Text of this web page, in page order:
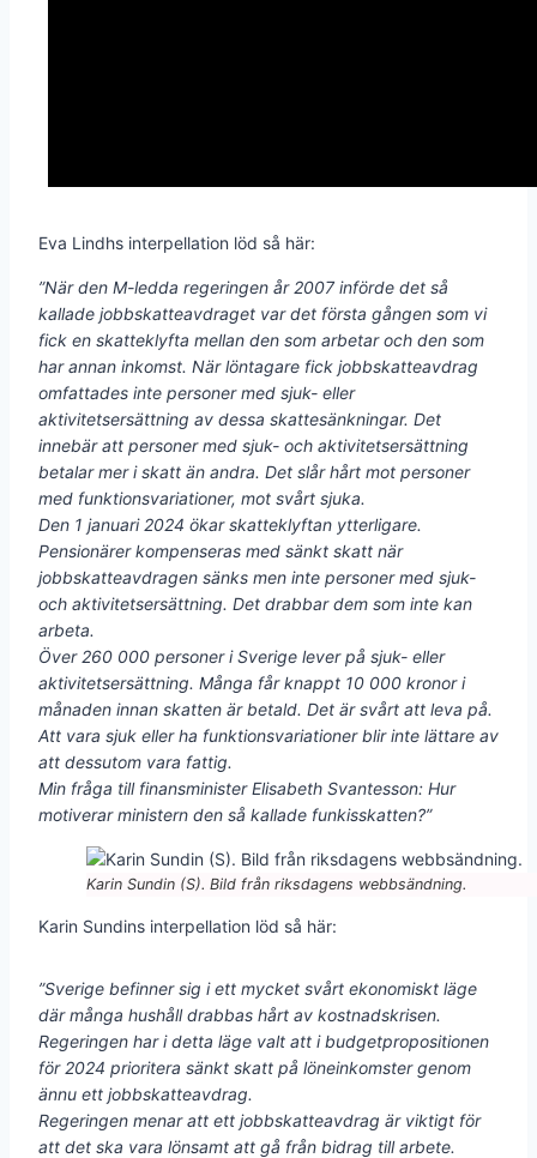
Eva Lindhs interpellation löd så här:
”När den M-ledda regeringen år 2007 införde det så
kallade jobbskatteavdraget var det första gången som vi
fick en skatteklyfta mellan den som arbetar och den som
har annan inkomst. När löntagare fick jobbskatteavdrag
omfattades inte personer med sjuk- eller
aktivitetsersättning av dessa skattesänkningar. Det
innebär att personer med sjuk- och aktivitetsersättning
betalar mer i skatt än andra. Det slår hårt mot personer
med funktionsvariationer, mot svårt sjuka.
Den 1 januari 2024 ökar skatteklyftan ytterligare.
Pensionärer kompenseras med sänkt skatt när
jobbskatteavdragen sänks men inte personer med sjuk-
och aktivitetsersättning. Det drabbar dem som inte kan
arbeta.
Över 260 000 personer i Sverige lever på sjuk- eller
aktivitetsersättning. Många får knappt 10 000 kronor i
månaden innan skatten är betald. Det är svårt att leva på.
Att vara sjuk eller ha funktionsvariationer blir inte lättare av
att dessutom vara fattig.
Min fråga till finansminister Elisabeth Svantesson: Hur
motiverar ministern den så kallade funkisskatten?”
Karin Sundin (S). Bild från riksdagens webbsändning.
Karin Sundins interpellation löd så här:
”Sverige befinner sig i ett mycket svårt ekonomiskt läge
där många hushåll drabbas hårt av kostnadskrisen.
Regeringen har i detta läge valt att i budgetpropositionen
för 2024 prioritera sänkt skatt på löneinkomster genom
ännu ett jobbskatteavdrag.
Regeringen menar att ett jobbskatteavdrag är viktigt för
att det ska vara lönsamt att gå från bidrag till arbete.